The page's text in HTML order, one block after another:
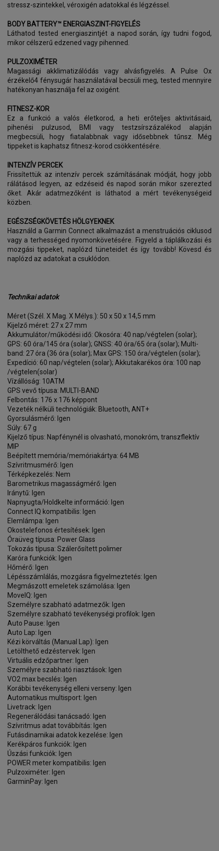
stressz-szintekkel, véroxigén adatokkal és légzéssel.
BODY BATTERY™ ENERGIASZINT-FIGYELÉS
Láthatod tested energiaszintjét a napod során, így tudni fogod,
mikor célszerű edzened vagy pihenned.
PULZOXIMÉTER
Magassági akklimatizálódás vagy alvásfigyelés. A Pulse Ox
érzékelő4 fénysugár használatával becsüli meg, tested mennyire
hatékonyan használja fel az oxigént.
FITNESZ-KOR
Ez a funkció a valós életkorod, a heti erőteljes aktivitásaid,
pihenési pulzusod, BMI vagy testzsírszázalékod alapján
megbecsüli, hogy fiatalabbnak vagy idősebbnek tűnsz. Még
tippeket is kaphatsz fitnesz-korod csökkentésére.
INTENZÍV PERCEK
Frissítettük az intenzív percek számításának módját, hogy jobb
rálátásod legyen, az edzéseid és napod során mikor szerezted
őket. Akár adatmezőként is láthatod a mért tevékenységeid
közben.
EGÉSZSÉGKÖVETÉS HÖLGYEKNEK
Használd a Garmin Connect alkalmazást a menstruációs ciklusod
vagy a terhességed nyomonkövetésére. Figyeld a táplálkozási és
mozgási tippeket, naplózd tüneteidet és így tovább! Kövesd és
naplózd az adatokat a csuklódon.
Technikai adatok
Méret (Szél. X Mag. X Mélys.): 50 x 50 x 14,5 mm
Kijelző méret: 27 x 27 mm
Akkumulátor/működési idő: Okosóra: 40 nap/végtelen (solar);
GPS: 60 óra/145 óra (solar); GNSS: 40 óra/65 óra (solar); Multi-
band: 27 óra (36 óra (solar); Max GPS: 150 óra/végtelen (solar);
Expedíció: 60 nap/végtelen (solar); Akkutakarékos óra: 100 nap
/végtelen(solar)
Vízállóság: 10ATM
GPS vevő típusa: MULTI-BAND
Felbontás: 176 x 176 képpont
Vezeték nélküli technológiák: Bluetooth, ANT+
Gyorsulásmérő: Igen
Súly: 67 g
Kijelző típus: Napfénynél is olvasható, monokróm, transzflektív
MIP
Beépített memória/memóriakártya: 64 MB
Szívritmusmérő: Igen
Térképkezelés: Nem
Barometrikus magasságmérő: Igen
Iránytű: Igen
Napnyugta/Holdkelte információ: Igen
Connect IQ kompatibilis: Igen
Elemlámpa: Igen
Okostelefonos értesítések: Igen
Óraüveg típusa: Power Glass
Tokozás típusa: Szálerősített polimer
Karóra funkciók: Igen
Hőmérő: Igen
Lépésszámlálás, mozgásra figyelmeztetés: Igen
Megmászott emeletek számolása: Igen
MoveIQ: Igen
Személyre szabható adatmezők: Igen
Személyre szabható tevékenységi profilok: Igen
Auto Pause: Igen
Auto Lap: Igen
Kézi körváltás (Manual Lap): Igen
Letölthető edzéstervek: Igen
Virtuális edzőpartner: Igen
Személyre szabható riasztások: Igen
VO2 max becslés: Igen
Korábbi tevékenység elleni verseny: Igen
Automatikus multisport: Igen
Livetrack: Igen
Regenerálódási tanácsadó: Igen
Szívritmus adat továbbítás: Igen
Futásdinamikai adatok kezelése: Igen
Kerékpáros funkciók: Igen
Úszási funkciók: Igen
POWER meter kompatibilis: Igen
Pulzoximéter: Igen
GarminPay: Igen